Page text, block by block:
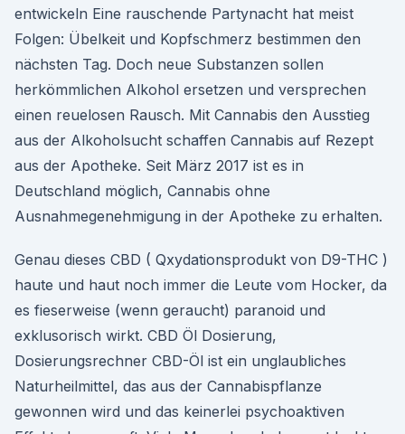
entwickeln Eine rauschende Partynacht hat meist
Folgen: Übelkeit und Kopfschmerz bestimmen den
nächsten Tag. Doch neue Substanzen sollen
herkömmlichen Alkohol ersetzen und versprechen
einen reuelosen Rausch. Mit Cannabis den Ausstieg
aus der Alkoholsucht schaffen Cannabis auf Rezept
aus der Apotheke. Seit März 2017 ist es in
Deutschland möglich, Cannabis ohne
Ausnahmegenehmigung in der Apotheke zu erhalten.
Genau dieses CBD ( Qxydationsprodukt von D9-THC )
haute und haut noch immer die Leute vom Hocker, da
es fieserweise (wenn geraucht) paranoid und
exklusorisch wirkt. CBD Öl Dosierung,
Dosierungsrechner CBD-Öl ist ein unglaubliches
Naturheilmittel, das aus der Cannabispflanze
gewonnen wird und das keinerlei psychoaktiven